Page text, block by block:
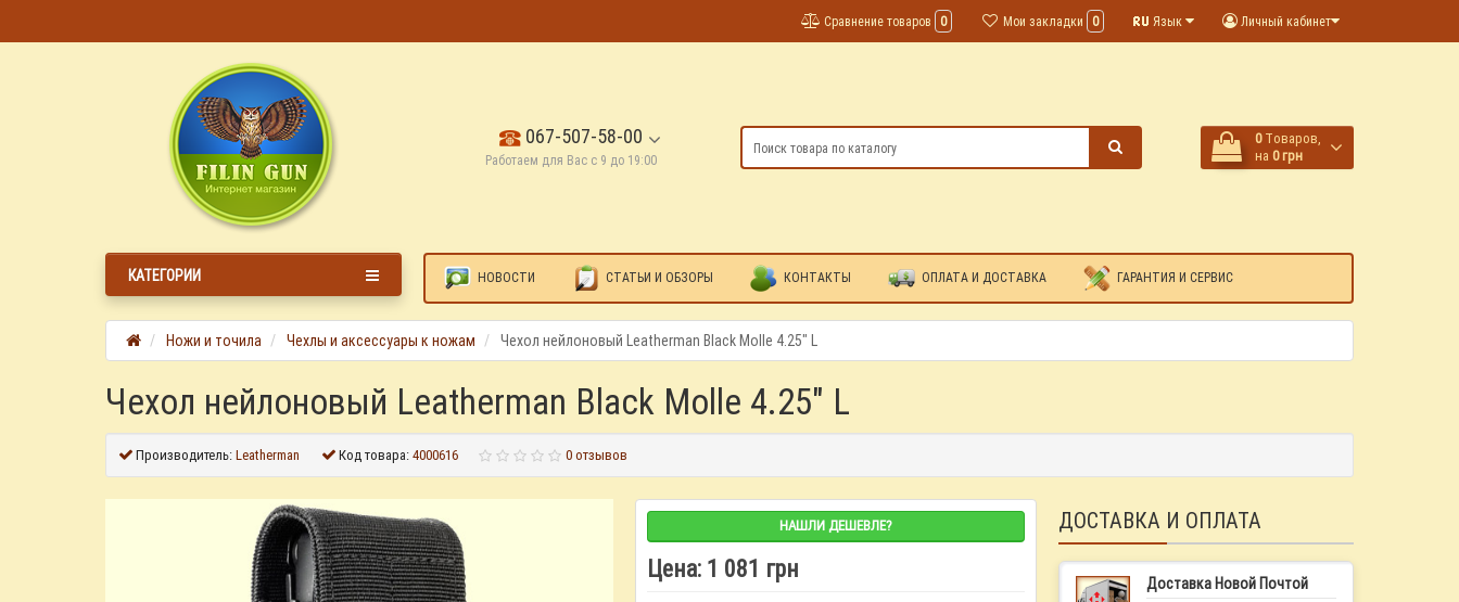
Личный кабинет
Язык
Мои закладки 0
Сравнение товаров 0
067-507-58-00
Работаем для Вас с 9 до 19:00
0 Tоваров,
на 0 грн
КАТЕГОРИИ НОВОСТИ СТАТЬИ И ОБЗОРЫ КОНТАКТЫ ОПЛАТА И ДОСТАВКА ГАРАНТИЯ И СЕРВИС
Ножи и точила Чехлы и аксессуары к ножам Чехол нейлоновый Leatherman Black Molle 4.25" L
Чехол нейлоновый Leatherman Black Molle 4.25" L
Производитель:Leatherman Код товара:4000616 0 отзывов
НАШЛИ ДЕШЕВЛЕ?
Цена: 1 081 грн
ДОСТАВКА И ОПЛАТА
Доставка Новой Почтой